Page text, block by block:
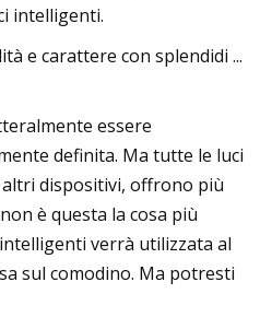
intelligenti.
e carattere con splendidi ...
essere
definita. Ma tutte le luci
dispositivi, offrono più
è questa la cosa più
verrà utilizzata al
sul comodino. Ma potresti